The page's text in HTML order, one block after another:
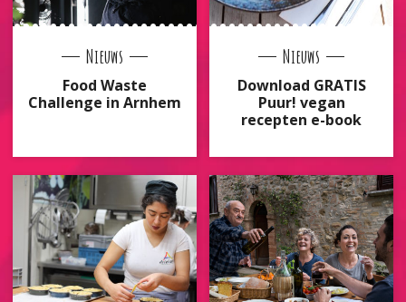
Nieuws
Food Waste
Challenge in Arnhem
Nieuws
Download GRATIS
Puur! vegan
recepten e-book